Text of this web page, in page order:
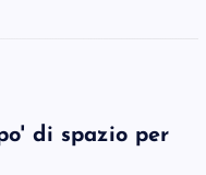
di spazio per